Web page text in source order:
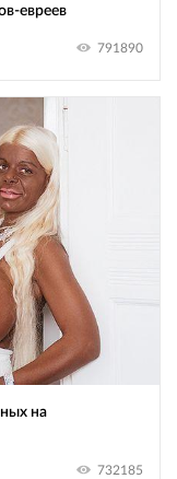
евреев
791890
на
732185